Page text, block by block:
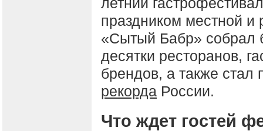
праздником местной и
«Сытый Бабр» собрал
десятки ресторанов,
брендов, а также стал
рекорда России.
Что ждет гостей